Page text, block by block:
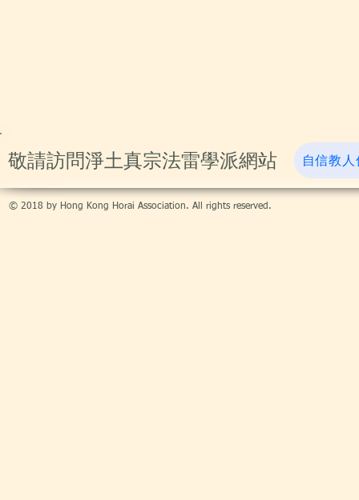
​敬請訪問淨土真宗法雷學派網站 自信教
© 2018 by Hong Kong Horai Association. All rights reserved.